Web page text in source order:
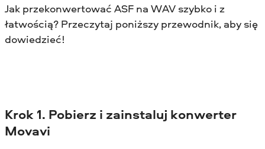
Jak przekonwertować ASF na WAV szybko i z
łatwością? Przeczytaj poniższy przewodnik, aby się
dowiedzieć!
Krok 1. Pobierz i zainstaluj konwerter
Movavi